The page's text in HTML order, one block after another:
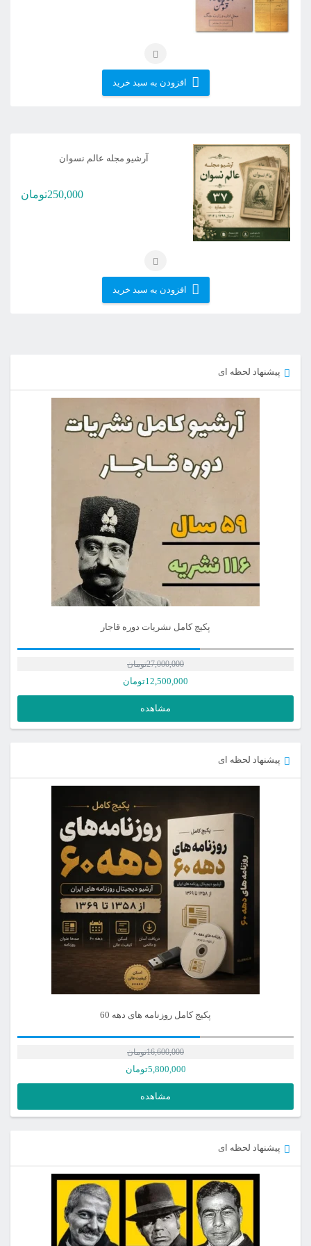
افزودن به سبد خرید
آرشیو مجله عالم نسوان
250,000تومان
افزودن به سبد خرید
پیشنهاد لحظه ای
پکیج کامل نشریات دوره قاجار
27,000,000تومان
12,500,000تومان
مشاهده
پیشنهاد لحظه ای
پکیج کامل روزنامه های دهه 60
16,600,000تومان
5,800,000تومان
مشاهده
پیشنهاد لحظه ای